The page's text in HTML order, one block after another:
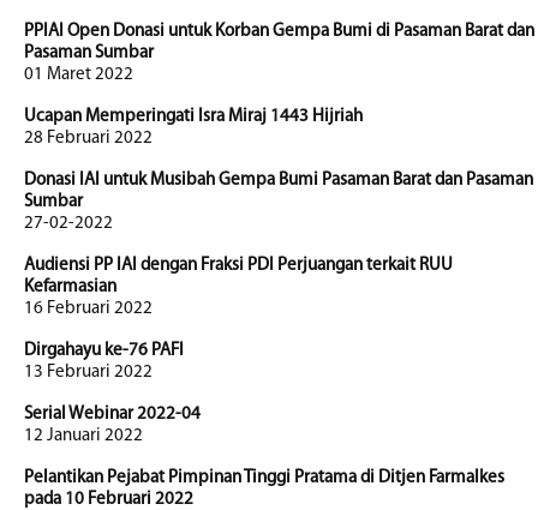
PPIAI Open Donasi untuk Korban Gempa Bumi di Pasaman Barat dan
Pasaman Sumbar
01 Maret 2022
Ucapan Memperingati Isra Miraj 1443 Hijriah
28 Februari 2022
Donasi IAI untuk Musibah Gempa Bumi Pasaman Barat dan Pasaman
Sumbar
27-02-2022
Audiensi PP IAI dengan Fraksi PDI Perjuangan terkait RUU
Kefarmasian
16 Februari 2022
Dirgahayu ke-76 PAFI
13 Februari 2022
Serial Webinar 2022-04
12 Januari 2022
Pelantikan Pejabat Pimpinan Tinggi Pratama di Ditjen Farmalkes
pada 10 Februari 2022